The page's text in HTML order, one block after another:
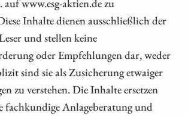
www.esg-aktien.de zu
Inhalte dienen ausschließlich der
und stellen keine
oder Empfehlungen dar, weder
sind sie als Zusicherung etwaiger
zu verstehen. Die Inhalte ersetzen
fachkundige Anlageberatung und